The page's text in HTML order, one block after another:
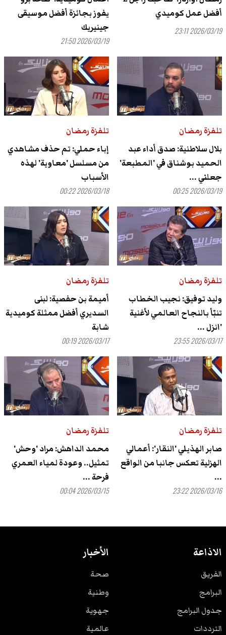
أفضل عمل كوميدي
2026/03/19 23:11
يفوز بجائزة أفضل موسيقى
جينيريك
2026/03/19 21:50
تلفزة رمضان
بلال سلاطنية: صدق أداء عبد
الحميد بوشناق في 'المطبعة'
جعلني ...
2026/03/19 00:25
تلفزة رمضان
إباء حملي: تم حذف مشاهدي
من مسلسل 'معاوية' لهذه
الأسباب
2026/03/18 00:22
تلفزة رمضان
وليد توفيق: نجيب الخطاب
تنبّأ بالنجاح العالمي لأغنية
'انزل ...
2026/03/17 23:55
تلفزة رمضان
أميمة بن حفصية: لبنى
السديري أفضل ممثلة كوميدية
شابة
2026/03/17 00:19
تلفزة رمضان
صابر الهذيلي 'النقار': أعمالي
الهزلية تعكس جانبا من الواقع
...
2026/03/16 23:22
تلفزة رمضان
محمد الداهش: مراد 'وحش'
تمثيل.. وعودة لمياء العمري
فرحة ...
2026/03/15 00:04
الاذاعة
الفريق
البرامج
جدول البرامج
الترددات
الأخبار
صحة
وطنية
جهوية
عالمية